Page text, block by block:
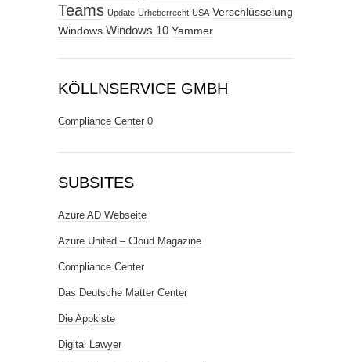
Teams Update Urheberrecht USA Verschlüsselung
Windows Windows 10 Yammer
KÖLLNSERVICE GMBH
Compliance Center 0
SUBSITES
Azure AD Webseite
Azure United – Cloud Magazine
Compliance Center
Das Deutsche Matter Center
Die Appkiste
Digital Lawyer